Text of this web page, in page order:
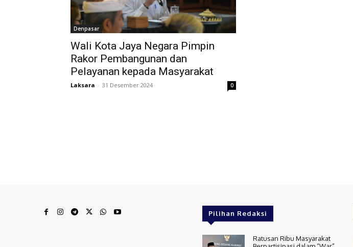
Denpasar
Wali Kota Jaya Negara Pimpin
Rakor Pembangunan dan
Pelayanan kepada Masyarakat
Laksara - 31 Desember 2024 0
Pilihan Redaksi
Ratusan Ribu Masyarakat